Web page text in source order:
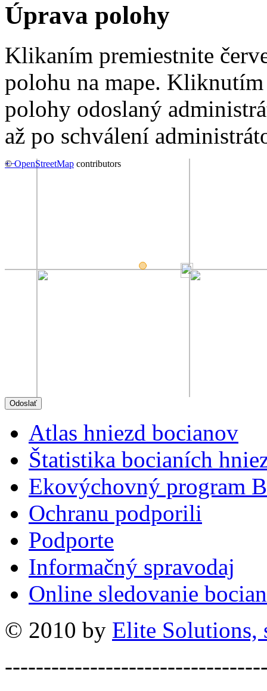
Úprava polohy
Klikaním premiestnite
polohu na mape.
polohy odoslaný
až po schválení
+−
©OpenStreetMap contributors
Atlas hniezd bocianov
Štatistika bocianích
Ekovýchovný program
Ochranu podporili
Podporte
Informačný spravodaj
Online sledovanie
© 2010 by Elite Solutions,